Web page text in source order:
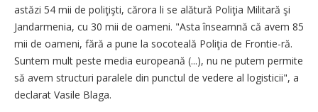
astăzi 54 mii de poliţişti, cărora li se alătură Poliţia Militară şi
Jandarmenia, cu 30 mii de oameni. "Asta înseamnă că avem 85
mii de oameni, fără a pune la socoteală Poliţia de Frontie-ră.
Suntem mult peste media europeană (...), nu ne putem permite
să avem structuri paralele din punctul de vedere al logisticii", a
declarat Vasile Blaga.